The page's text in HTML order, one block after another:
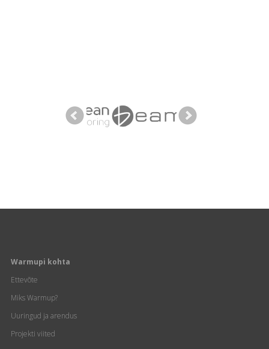
Warmupi kohta
Ettevõte
Miks Warmup?
Uuringud ja arendus
Projekti viited